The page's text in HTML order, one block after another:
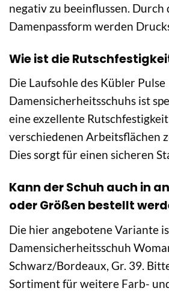
negativ zu beeinflussen. Durch
Damenpassform werden
Wie ist die
Die Laufsohle des Kübler Pulse
Damensicherheitsschuhs ist
eine exzellente
verschiedenen Arbeitsflächen
Dies sorgt für einen sicheren
Kann der Schuh auch in
oder Größen bestellt
Die hier angebotene Variante
Damensicherheitsschuh
Schwarz/Bordeaux, Gr. 39.
Sortiment für weitere Farb-